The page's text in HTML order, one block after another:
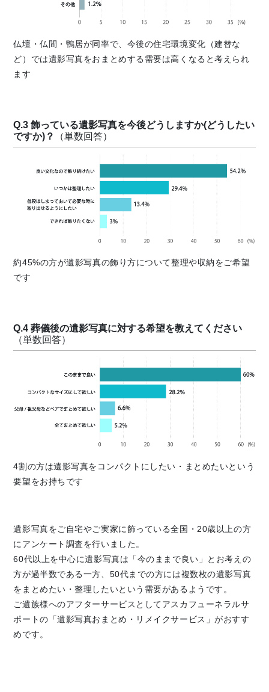
仏壇・仏間・鴨居が同率で、今後の住宅環境変化（建替な
ど）では遺影写真をおまとめする需要は高くなると考えられ
ます
Q.3 飾っている遺影写真を今後どうしますか(どうしたい
ですか)？
（単数回答）
約45%の方が遺影写真の飾り方について整理や収納をご希望
です
Q.4 葬儀後の遺影写真に対する希望を教えてください
（単数回答）
4割の方は遺影写真をコンパクトにしたい・まとめたいという
要望をお持ちです
遺影写真をご自宅やご実家に飾っている全国・20歳以上の方
にアンケート調査を行いました。
60代以上を中心に遺影写真は「今のままで良い」とお考えの
方が過半数である一方、50代までの方には複数枚の遺影写真
をまとめたい・整理したいという需要があるようです。
ご遺族様へのアフターサービスとしてアスカフューネラルサ
ポートの「遺影写真おまとめ・リメイクサービス」がおすす
めです。